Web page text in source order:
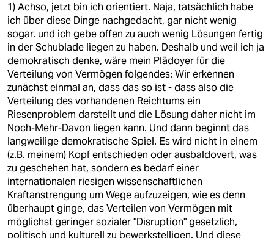
1) Achso, jetzt bin ich orientiert. Naja, tatsächlich habe
ich über diese Dinge nachgedacht, gar nicht wenig
sogar. und ich gebe offen zu auch wenig Lösungen fertig
in der Schublade liegen zu haben. Deshalb und weil ich ja
demokratisch denke, wäre mein Plädoyer für die
Verteilung von Vermögen folgendes: Wir erkennen
zunächst einmal an, dass das so ist - dass also die
Verteilung des vorhandenen Reichtums ein
Riesenproblem darstellt und die Lösung daher nicht im
Noch-Mehr-Davon liegen kann. Und dann beginnt das
langweilige demokratische Spiel. Es wird nicht in einem
(z.B. meinem) Kopf entschieden oder ausbaldovert, was
zu geschehen hat, sondern es bedarf einer
internationalen riesigen wissenschaftlichen
Kraftanstrengung um Wege aufzuzeigen, wie es denn
überhaupt ginge, das Verteilen von Vermögen mit
möglichst geringer sozialer "Disruption" gesetzlich,
politisch und kulturell zu bewerkstelligen. Und diese